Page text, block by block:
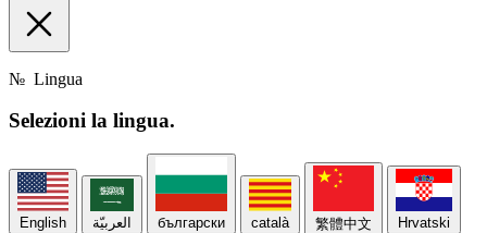
№ Lingua
Selezioni la lingua.
English العربيّة български català 繁體中文 Hrvatski